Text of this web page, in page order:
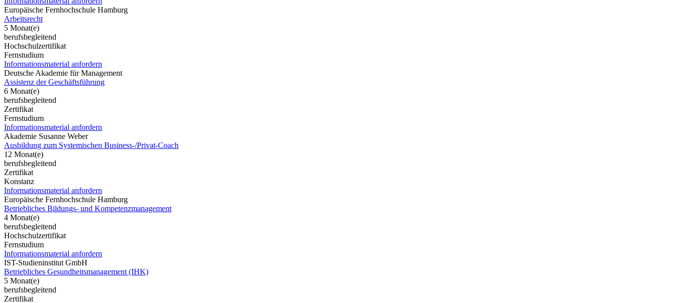
Europäische Fernhochschule Hamburg
Arbeitsrecht
5 Monat(e)
berufsbegleitend
Hochschulzertifikat
Fernstudium
Informationsmaterial anfordern
Deutsche Akademie für Management
Assistenz der Geschäftsführung
6 Monat(e)
berufsbegleitend
Zertifikat
Fernstudium
Informationsmaterial anfordern
Akademie Susanne Weber
Ausbildung zum Systemischen Business-/Privat-Coach
12 Monat(e)
berufsbegleitend
Zertifikat
Konstanz
Informationsmaterial anfordern
Europäische Fernhochschule Hamburg
Betriebliches Bildungs- und Kompetenzmanagement
4 Monat(e)
berufsbegleitend
Hochschulzertifikat
Fernstudium
Informationsmaterial anfordern
IST-Studieninstitut GmbH
Betriebliches Gesundheitsmanagement (IHK)
5 Monat(e)
berufsbegleitend
Zertifikat